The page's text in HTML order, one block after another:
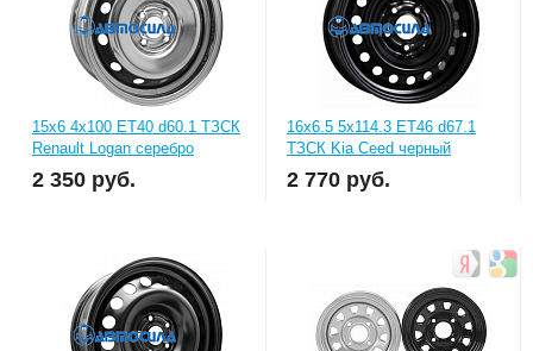
15x6 4x100 ET40 d60.1 ТЗСК
Renault Logan серебро
2 350 руб.
16x6.5 5x114.3 ET46 d67.1
ТЗСК Kia Ceed черный
2 770 руб.